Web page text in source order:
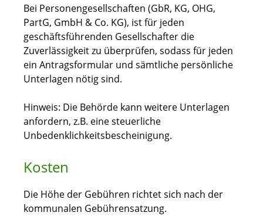
Bei Personengesellschaften (GbR, KG, OHG,
PartG, GmbH & Co. KG), ist für jeden
geschäftsführenden Gesellschafter die
Zuverlässigkeit zu überprüfen, sodass für jeden
ein Antragsformular und sämtliche persönliche
Unterlagen nötig sind.
Hinweis: Die Behörde kann weitere Unterlagen
anfordern, z.B. eine steuerliche
Unbedenklichkeitsbescheinigung.
Kosten
Die Höhe der Gebühren richtet sich nach der
kommunalen Gebührensatzung.